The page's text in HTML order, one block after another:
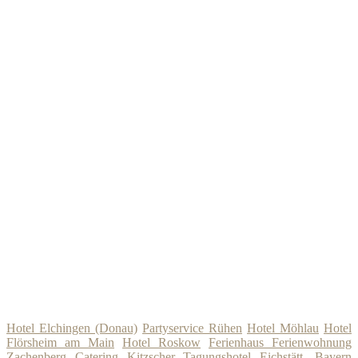
Hotel Elchingen (Donau) Partyservice Rühen Hotel Möhlau Hotel
Flörsheim am Main
Hotel Roskow Ferienhaus Ferienwohnung